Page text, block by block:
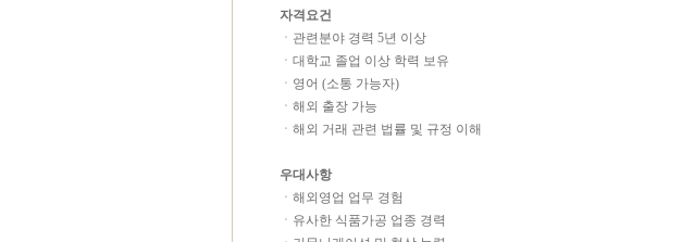
자격요건
ㆍ관련분야 경력 5년 이상
ㆍ대학교 졸업 이상 학력 보유
ㆍ 영어 (소통 가능자)
ㆍ해외 출장 가능
ㆍ해외 거래 관련 법률 및 규정 이해
우대사항
ㆍ해외영업 업무 경험
ㆍ유사한 식품가공 업종 경력